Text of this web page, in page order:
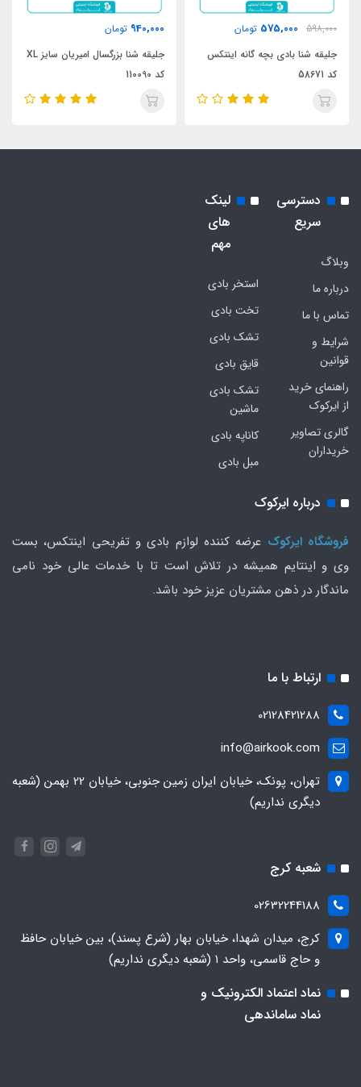
598,000
575,000 تومان
جلیقه شنا بادی بچه گانه اینتکس
کد 58671
940,000 تومان
جلیقه شنا بزرگسال امیریان سایز XL
کد 110090
دسترسی
سریع
وبلاگ
درباره ما
تماس با ما
شرایط و
قوانین
راهنمای خرید
از ایرکوک
گالری تصاویر
خریداران
لینک
های
مهم
استخر بادی
تخت بادی
تشک بادی
قایق بادی
تشک بادی
ماشین
کاناپه بادی
مبل بادی
درباره ایرکوک
فروشگاه ایرکوک عرضه کننده لوازم بادی و تفریحی اینتکس، بست
وی و اینتایم همیشه در تلاش است تا با خدمات عالی خود نامی
ماندگار در ذهن مشتریان عزیز خود باشد.
ارتباط با ما
02128421288
info@airkook.com
تهران، پونک، خیابان ایران زمین جنوبی، خیابان 22 بهمن (شعبه
دیگری نداریم)
شعبه کرج
02632244188
کرج، میدان شهدا، خیابان بهار (شرع پسند)، بین خیابان حافظ
و حاج قاسمی، واحد ۱ (شعبه دیگری نداریم)
نماد اعتماد الکترونیک و
نماد ساماندهی